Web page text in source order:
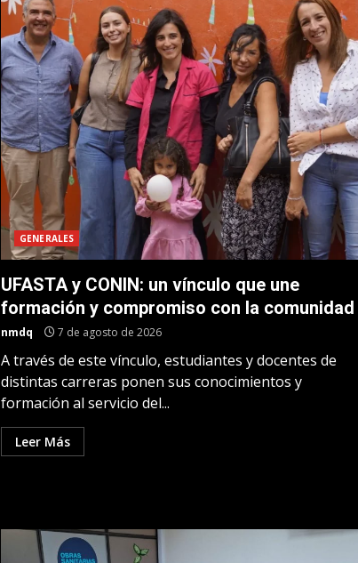
GENERALES
UFASTA y CONIN: un vínculo que une
formación y compromiso con la comunidad
nmdq 7 de agosto de 2026
A través de este vínculo, estudiantes y docentes de
distintas carreras ponen sus conocimientos y
formación al servicio del...
Leer Más